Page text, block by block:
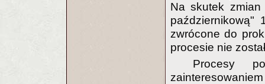
Na skutek zmian
październikową"
zwrócone do
procesie nie
Procesy